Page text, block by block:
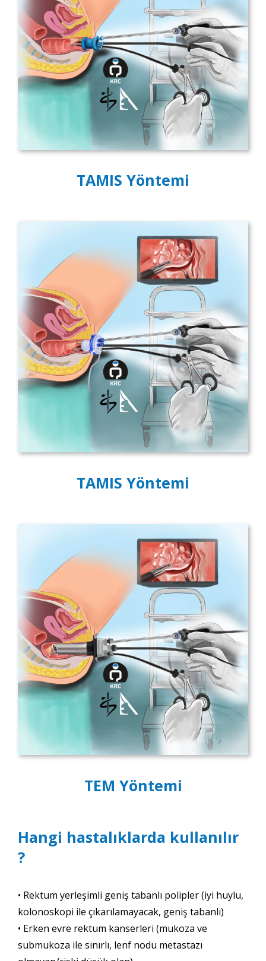
TAMIS Yöntemi
TAMIS Yöntemi
TEM Yöntemi
Hangi hastalıklarda kullanılır
?
• Rektum yerleşimli geniş tabanlı polipler (iyi huylu,
kolonoskopi ile çıkarılamayacak, geniş tabanlı)
• Erken evre rektum kanserleri (mukoza ve
submukoza ile sınırlı, lenf nodu metastazı